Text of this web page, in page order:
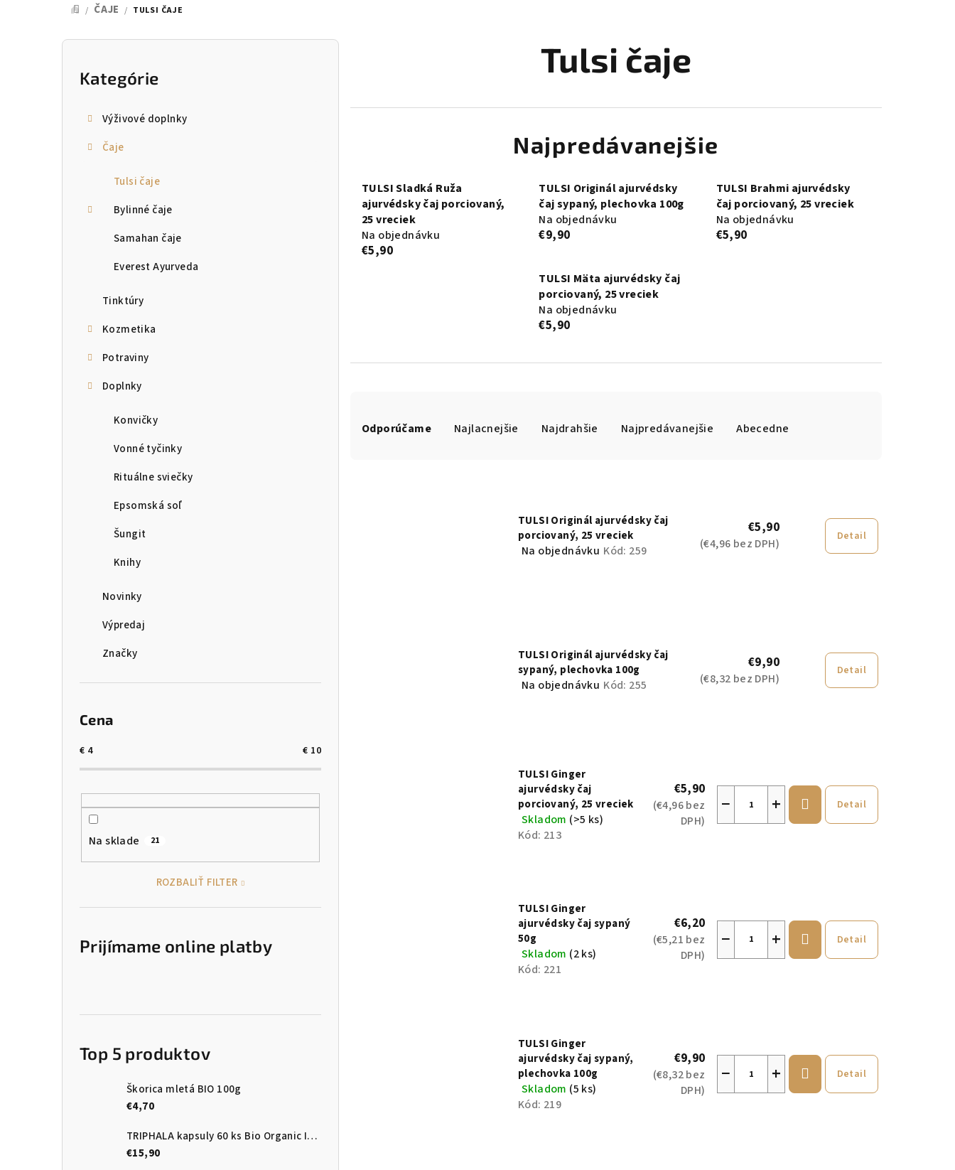
DOMOV
/ ČAJE / TULSI ČAJE
B
Preskočiť
kategórie
Kategórie
Výživové doplnky
Čaje
Tulsi čaje
Bylinné čaje
Samahan čaje
Everest Ayurveda
Tinktúry
Kozmetika
Potraviny
Doplnky
Konvičky
Vonné tyčinky
Rituálne sviečky
Epsomská soľ
Šungit
Knihy
Novinky
Výpredaj
Značky
Cena
€ 4 € 10
Na sklade 21
ROZBALIŤ FILTER
Prijímame online platby
Top 5 produktov
Škorica mletá BIO 100g
€4,70
TRIPHALA kapsuly 60 ks Bio Organic India
€15,90
Tulsi čaje
Najpredávanejšie
TULSI Sladká Ruža
ajurvédsky čaj porciovaný,
25 vreciek
Na objednávku
€5,90
TULSI Originál ajurvédsky
čaj sypaný, plechovka 100g
Na objednávku
€9,90
TULSI Brahmi ajurvédsky
čaj porciovaný, 25 vreciek
Na objednávku
€5,90
TULSI Mäta ajurvédsky čaj
porciovaný, 25 vreciek
Na objednávku
€5,90
aOdporúčame Najlacnejšie Najdrahšie Najpredávanejšie Abecedne
TULSI Originál ajurvédsky čaj
porciovaný, 25 vreciek
Na objednávku Kód: 259
€5,90
(€4,96 bez DPH)
Detail
TULSI Originál ajurvédsky čaj
sypaný, plechovka 100g
Na objednávku Kód: 255
€9,90
(€8,32 bez DPH)
Detail
TULSI Ginger
ajurvédsky čaj
porciovaný, 25 vreciek
Skladom (>5 ks)
Kód: 213
€5,90
(€4,96 bez
DPH)
+
− Detail
TULSI Ginger
ajurvédsky čaj sypaný
50g
Skladom (2 ks)
Kód: 221
€6,20
(€5,21 bez
DPH)
+
− Detail
TULSI Ginger
ajurvédsky čaj sypaný,
plechovka 100g
Skladom (5 ks)
Kód: 219
€9,90
(€8,32 bez
DPH)
+
− Detail